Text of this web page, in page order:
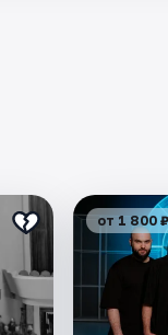
от 1 800 ₽